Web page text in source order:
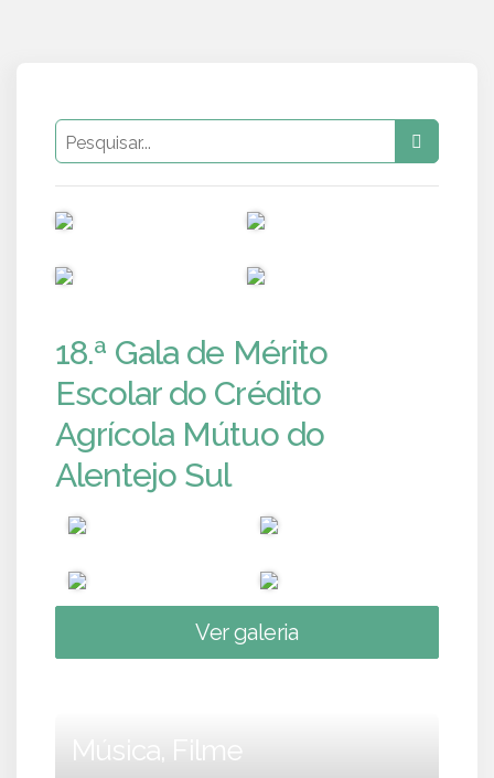
18.ª Gala de Mérito
Escolar do Crédito
Agrícola Mútuo do
Alentejo Sul
Ver galeria
Música, Filme